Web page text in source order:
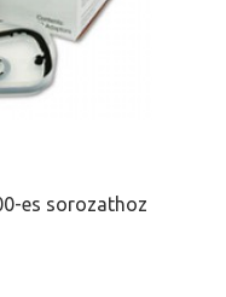
es sorozathoz